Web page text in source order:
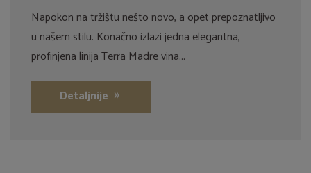
Napokon na tržištu nešto novo, a opet prepoznatljivo
u našem stilu. Konačno izlazi jedna elegantna,
profinjena linija Terra Madre vina...
Detaljnije